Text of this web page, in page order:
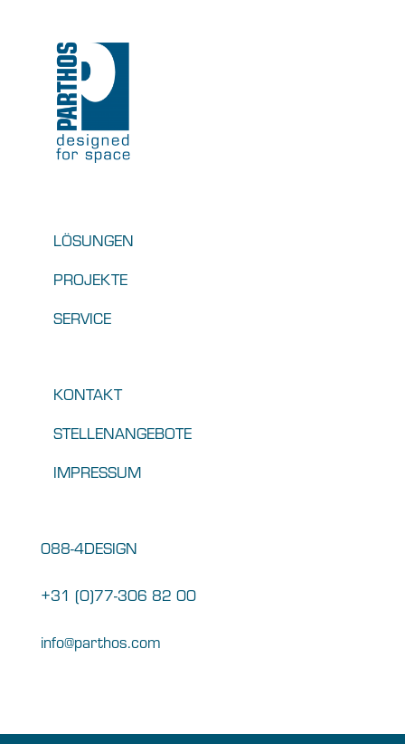
LÖSUNGEN
PROJEKTE
SERVICE
KONTAKT
STELLENANGEBOTE
IMPRESSUM
088-4DESIGN
+31 (0)77-306 82 00
info@parthos.com